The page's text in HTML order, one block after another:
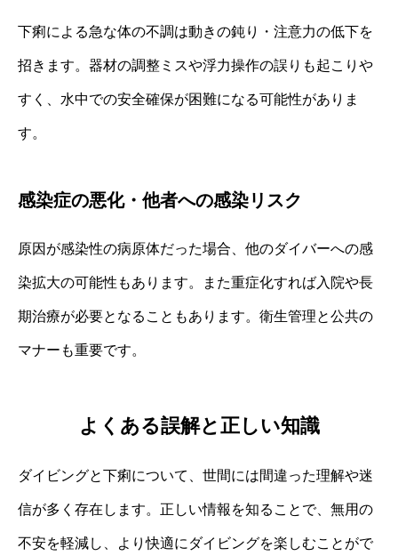
下痢による急な体の不調は動きの鈍り・注意力の低下を
招きます。器材の調整ミスや浮力操作の誤りも起こりや
すく、水中での安全確保が困難になる可能性がありま
す。
感染症の悪化・他者への感染リスク
原因が感染性の病原体だった場合、他のダイバーへの感
染拡大の可能性もあります。また重症化すれば入院や長
期治療が必要となることもあります。衛生管理と公共の
マナーも重要です。
よくある誤解と正しい知識
ダイビングと下痢について、世間には間違った理解や迷
信が多く存在します。正しい情報を知ることで、無用の
不安を軽減し、より快適にダイビングを楽しむことがで